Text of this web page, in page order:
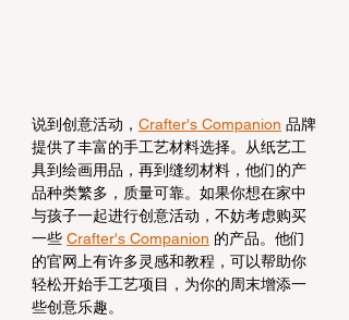
说到创意活动， Crafter's Companion 品牌
提供了丰富的手工艺材料选择。从纸艺工
具到绘画用品，再到缝纫材料，他们的产
品种类繁多，质量可靠。如果你想在家中
与孩子一起进行创意活动，不妨考虑购买
一些 Crafter's Companion 的产品。他们
的官网上有许多灵感和教程，可以帮助你
轻松开始手工艺项目，为你的周末增添一
些创意乐趣。